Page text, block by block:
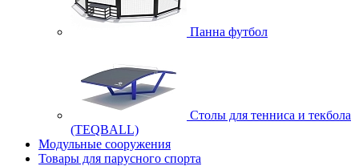
Панна футбол
Cтолы для тенниса и текбола
(TEQBALL)
Модульные сооружения
Товары для парусного спорта